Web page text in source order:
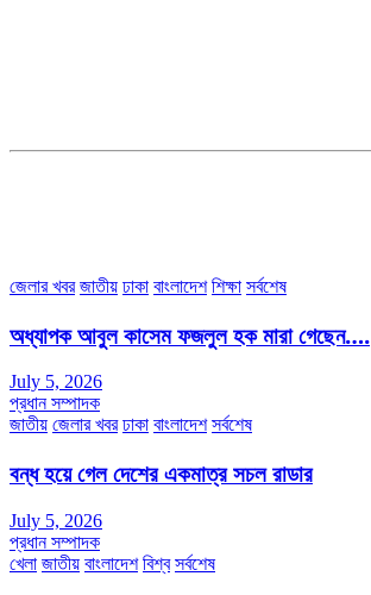
জেলার খবর জাতীয় ঢাকা বাংলাদেশ শিক্ষা সর্বশেষ
অধ্যাপক আবুল কাসেম ফজলুল হক মারা গেছেন….
July 5, 2026
প্রধান সম্পাদক
জাতীয় জেলার খবর ঢাকা বাংলাদেশ সর্বশেষ
বন্ধ হয়ে গেল দেশের একমাত্র সচল রাডার
July 5, 2026
প্রধান সম্পাদক
খেলা জাতীয় বাংলাদেশ বিশ্ব সর্বশেষ